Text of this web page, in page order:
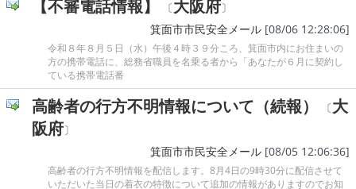
【不審電話情報】 〔大阪府〕
箕面市市民安全メール [08/06 12:28:06]
令和８年８月５日（水）午後４時３９分ころ、箕面市内にお住まいの
方の携帯電話に、総務省職員を名乗る者から「あなたが６月に契約し
ている携帯電話番
高齢者の行方不明情報について（続報） 〔大
阪府〕
箕面市市民安全メール [08/05 12:06:36]
高齢者の行方不明情報を配信します。8月4日の9時30分に配信させて
いただいた当日の着衣の特徴について追加の情報がありますのでお知